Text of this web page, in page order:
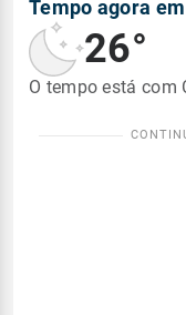
Tempo agora em
26°
O tempo está com